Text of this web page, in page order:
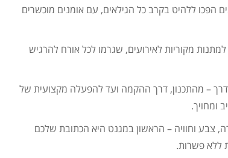
הפכו ללהיט בקרב כל הגילאים, עם אומנים מוכשרים
מקוריות לאירועים, שגרמו לכל אורח להרגיש
– מהתכנון, דרך ההקמה ועד להפעלה מקצועית של
ומחויך.
צבע וחוויה – הראשון במגנט היא הכתובת שלכם
ללא פשרות.